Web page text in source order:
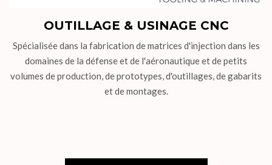
OUTILLAGE & USINAGE CNC
Spécialisée dans la fabrication de matrices d'injection dans les
domaines de la défense et de l'aéronautique et de petits
volumes de production, de prototypes, d'outillages, de gabarits
et de montages.